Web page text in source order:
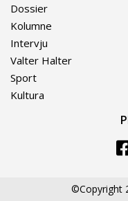
Dossier
Kolumne
Intervju
Valter Halter
Sport
Kultura
©Copyright